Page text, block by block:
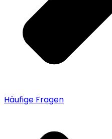
Häufige Fragen